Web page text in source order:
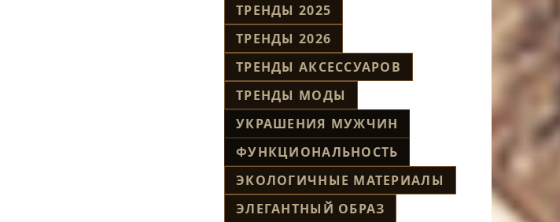
ТРЕНДЫ 2025
ТРЕНДЫ 2026
ТРЕНДЫ АКСЕССУАРОВ
ТРЕНДЫ МОДЫ
УКРАШЕНИЯ МУЖЧИН
ФУНКЦИОНАЛЬНОСТЬ
ЭКОЛОГИЧНЫЕ МАТЕРИАЛЫ
ЭЛЕГАНТНЫЙ ОБРАЗ